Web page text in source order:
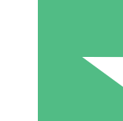
Paga según el